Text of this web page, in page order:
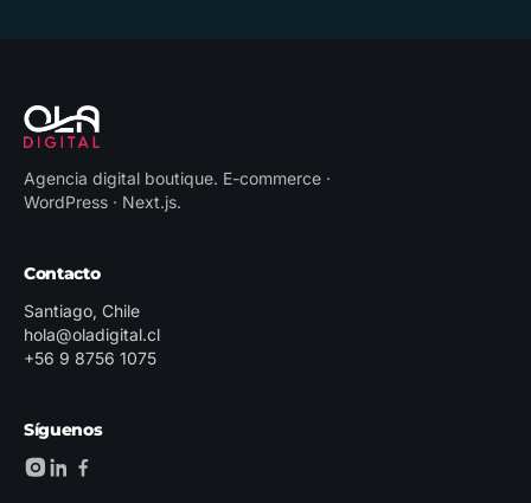
Agencia digital boutique. E-commerce ·
WordPress · Next.js.
Contacto
Santiago, Chile
hola@oladigital.cl
+56 9 8756 1075
Síguenos